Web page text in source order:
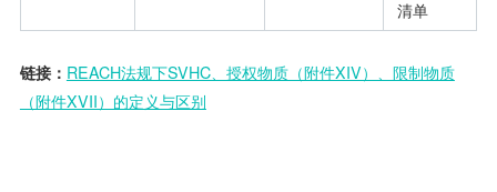
清单
链接： REACH法规下SVHC、授权物质（附件XIV）、限制物质
（附件XVII）的定义与区别